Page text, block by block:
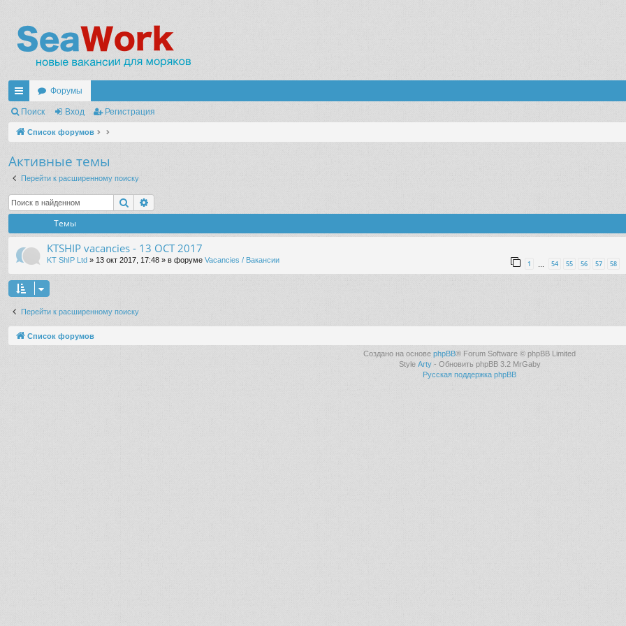
с
ы
и
Форумы
Поиск Вход Регистрация
Список форумов
Активные темы
Перейти к расширенному поиску
Поиск
Темы
KTSHIP vacancies - 13 OCT 2017
KT ShIP Ltd » 13 окт 2017, 17:48 » в форуме Vacancies / Вакансии 1 54 55 56 57 58
Перейти к расширенному поиску
Список форумов
Создано на основе phpBB® Forum Software © phpBB Limited
Style Arty- Обновить phpBB 3.2 MrGaby
Русская поддержка phpBB